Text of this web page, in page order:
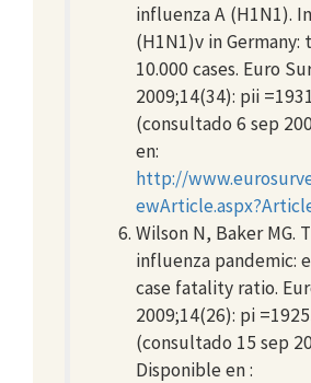
influenza A (H1N1).
(H1N1)v in Germany:
10.000 cases. Euro
2009;14(34): pii
(consultado 6 sep
en:
http://
Wilson N, Baker MG.
influenza pandemic:
case fatality ratio.
2009;14(26): pi
(consultado 15 sep
Disponible en :